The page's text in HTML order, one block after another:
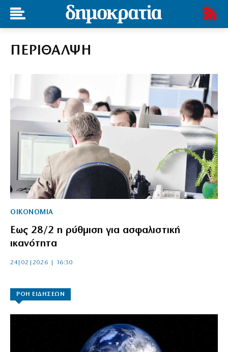
ΠΕΡΙΘΑΛΨΗ
ΟΙΚΟΝΟΜΙΑ
Εως 28/2 η ρύθμιση για ασφαλιστική
ικανότητα
24|02|2026 | 16:30
ΡΟΗ ΕΙΔΗΣΕΩΝ